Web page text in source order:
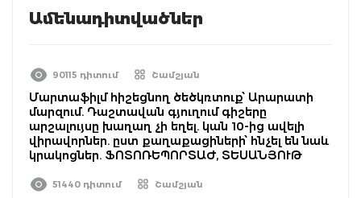
Ամենադիտվածներ
90115 դիտում Շամշյան
Մարտաֆիլմ հիշեցնող ծեծկռտուք՝ Արարատի
մարզում. Դաշտավան գյուղում գիշերը
արշալույսը խաղաղ չի եղել. կան 10-ից ավելի
վիրավորներ. ըստ քաղաքացիների՝ հնչել են նաև
կրակոցներ. ՖՈՏՈՌԵՊՈՐՏԱԺ, ՏԵՍԱՆՅՈՒԹ
51440 դիտում Շամշյան